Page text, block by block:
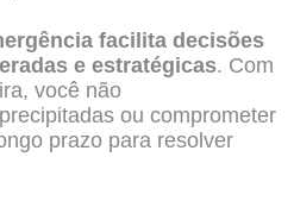
facilita decisões
e estratégicas. Com
você não
ou comprometer
prazo para resolver